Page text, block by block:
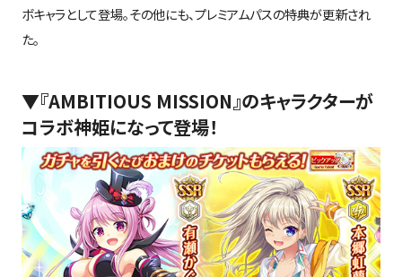
ボキャラとして登場。その他にも、プレミアムパスの特典が更新され
た。
▼『AMBITIOUS MISSION』のキャラクターが
コラボ神姫になって登場！